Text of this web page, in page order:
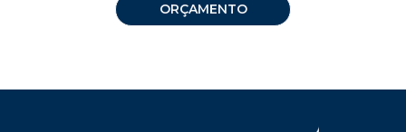
ORÇAMENTO